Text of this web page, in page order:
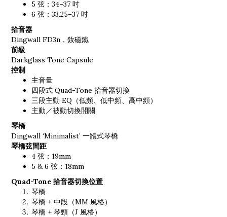
5 弦：34–37 吋
6 弦：33.25–37 吋
拾音器
Dingwall FD3n，釹磁鐵
前級
Darkglass Tone Capsule
控制
主音量
四段式 Quad-Tone 拾音器切換
三段主動 EQ（低頻、低中頻、高中頻）
主動／被動切換開關
琴橋
Dingwall ‘Minimalist’ 一體式琴橋
琴橋弦間距
4 弦：19mm
5 & 6 弦：18mm
Quad-Tone 拾音器切換位置
琴橋
琴橋 + 中段（MM 風格）
琴橋 + 琴頸（J 風格）